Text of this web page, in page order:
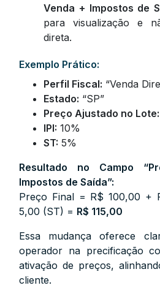
Venda + Impostos de
para visualização e
direta.
Exemplo Prático:
Perfil Fiscal: “Venda
Estado: “SP”
Preço Ajustado no Lote:
IPI: 10%
ST: 5%
Resultado no Campo
Impostos de Saída”:
Preço Final = R$ 100,00 +
5,00 (ST) = R$ 115,00
Essa mudança oferece
operador na precificação
ativação de preços,
cliente.